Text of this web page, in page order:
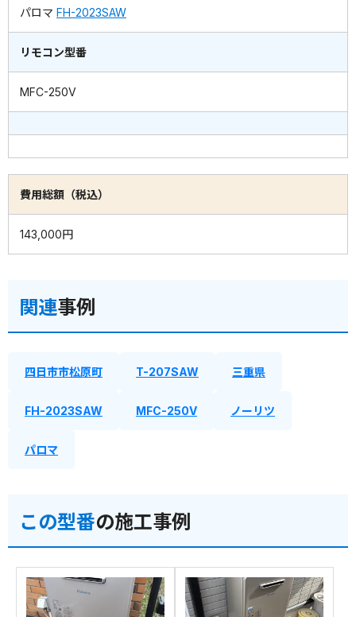
パロマ FH-2023SAW
リモコン型番
MFC-250V
費用総額（税込）
143,000円
関連事例
四日市市松原町 T-207SAW 三重県
FH-2023SAW MFC-250V ノーリツ
パロマ
この型番の施工事例